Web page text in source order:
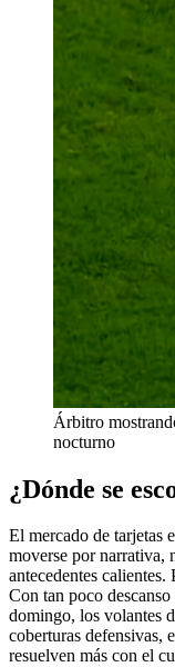
Árbitro
nocturno
¿Dónde se
El mercado de tarjetas
moverse por narrativa,
antecedentes
Con tan poco
domingo, los volantes
coberturas defensivas,
resuelven más con el